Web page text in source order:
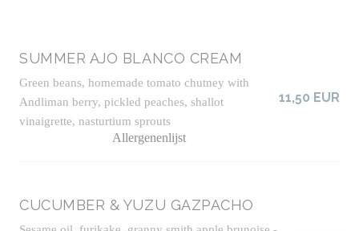
SUMMER AJO BLANCO CREAM
Green beans, homemade tomato chutney with
Andliman berry, pickled peaches, shallot
vinaigrette, nasturtium sprouts
Allergenenlijst
11,50 EUR
CUCUMBER & YUZU GAZPACHO